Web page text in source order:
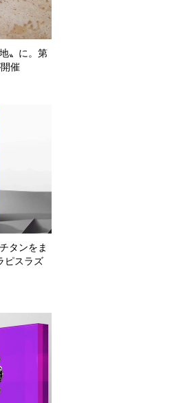
〟に。第
催
タンをま
ピスラズ